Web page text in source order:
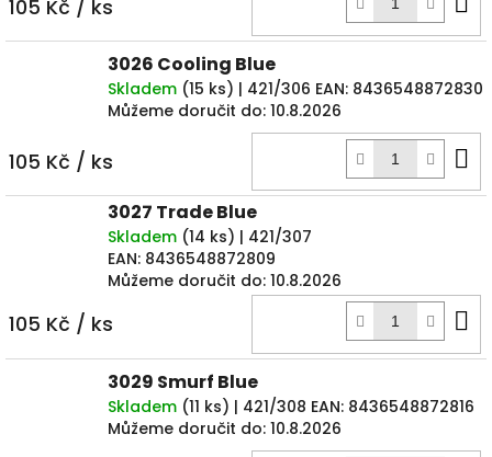
105 Kč / ks
3026 Cooling Blue
Skladem (15 ks) | 421/306 EAN: 8436548872830
Můžeme doručit do: 10.8.2026
105 Kč / ks
3027 Trade Blue
Skladem (14 ks) | 421/307
EAN: 8436548872809
Můžeme doručit do: 10.8.2026
105 Kč / ks
3029 Smurf Blue
Skladem (11 ks) | 421/308 EAN: 8436548872816
Můžeme doručit do: 10.8.2026